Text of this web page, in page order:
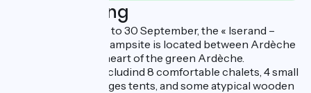
Beschreibung
Open from 01 April to 30 September, the « Iserand –
Calme et Nature » campsite is located between Ardèche
and Drôme, in the heart of the green Ardèche.
It has 60 pitches includind 8 comfortable chalets, 4 small
chalets, 2 large Lodges tents, and some atypical wooden